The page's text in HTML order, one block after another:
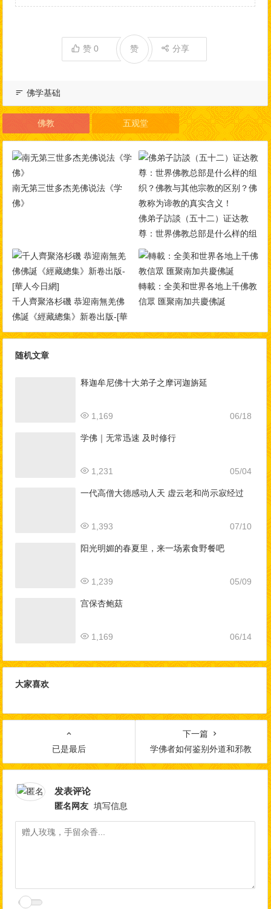
赞0 分享
赞
佛学基础
佛教 五观堂
南无第三世多杰羌佛说法《学
佛》
佛弟子訪談（五十二）证达教
尊：世界佛教总部是什么样的组
织？佛教与其他宗教的区别？佛
千人齊聚洛杉磯 恭迎南無羌佛
佛誕《經藏總集》新卷出版-[華
人今日網]
轉載：全美和世界各地上千佛教
信眾 匯聚南加共慶佛誕
随机文章
释迦牟尼佛十大弟子之摩诃迦旃延
06/18
1,169
学佛｜无常迅速 及时修行
05/04
1,231
一代高僧大德感动人天 虚云老和尚示寂经过
07/10
1,393
阳光明媚的春夏里，来一场素食野餐吧
05/09
1,239
宫保杏鲍菇
06/14
1,169
大家喜欢
已是最后
下一篇
学佛者如何鉴别外道和邪教
发表评论
匿名网友 填写信息